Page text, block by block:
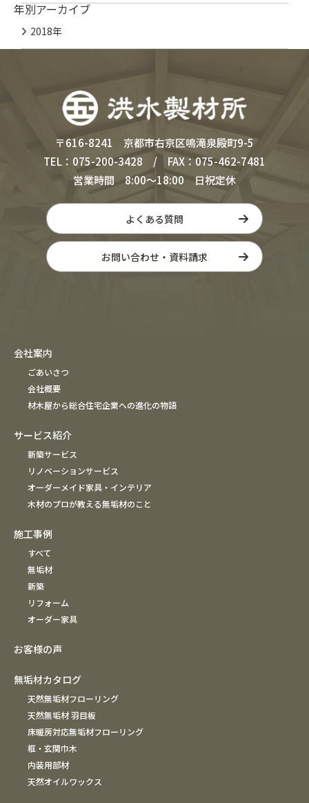
年別アーカイブ
2018年
〒616-8241 京都市右京区鳴滝泉殿町9-5
TEL：075-200-3428 / FAX：075-462-7481
営業時間 8:00～18:00 日祝定休
よくある質問
お問い合わせ・資料請求
会社案内
ごあいさつ
会社概要
材木屋から総合住宅企業への進化の物語
サービス紹介
新築サービス
リノベーションサービス
オーダーメイド家具・インテリア
木材のプロが教える無垢材のこと
施工事例
すべて
無垢材
新築
リフォーム
オーダー家具
お客様の声
無垢材カタログ
天然無垢材フローリング
天然無垢材 羽目板
床暖房対応無垢材フローリング
框・玄関巾木
内装用部材
天然オイルワックス